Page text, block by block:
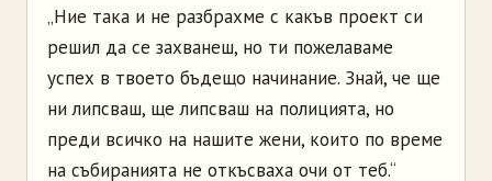
„Ние така и не разбрахме с какъв проект си
решил да се захванеш, но ти пожелаваме
успех в твоето бъдещо начинание. Знай, че ще
ни липсваш, ще липсваш на полицията, но
преди всичко на нашите жени, които по време
на събиранията не откъсваха очи от теб.“